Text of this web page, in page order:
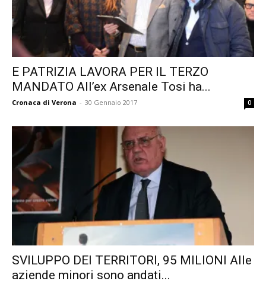
E PATRIZIA LAVORA PER IL TERZO
MANDATO All’ex Arsenale Tosi ha...
Cronaca di Verona - 30 Gennaio 2017 0
SVILUPPO DEI TERRITORI, 95 MILIONI Alle
aziende minori sono andati...